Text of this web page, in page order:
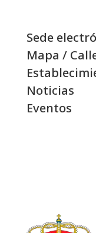
Sede
Mapa /
Noticias
Eventos